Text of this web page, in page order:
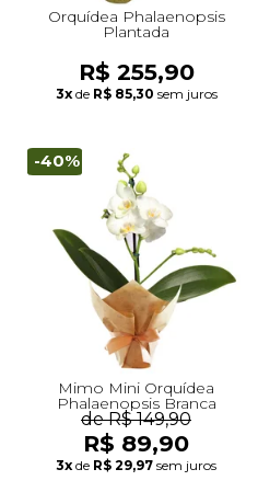
Orquídea Phalaenopsis
Plantada
R$ 255,90
3x de R$ 85,30 sem juros
-40%
Mimo Mini Orquídea
Phalaenopsis Branca
de R$ 149,90
R$ 89,90
3x de R$ 29,97 sem juros